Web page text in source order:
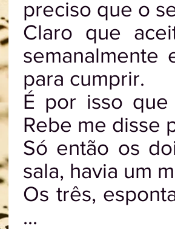
preciso que o
Claro que
semanalmente
para cumprir.
É por isso que
Rebe me disse
Só então os
sala, havia um
Os três,
...